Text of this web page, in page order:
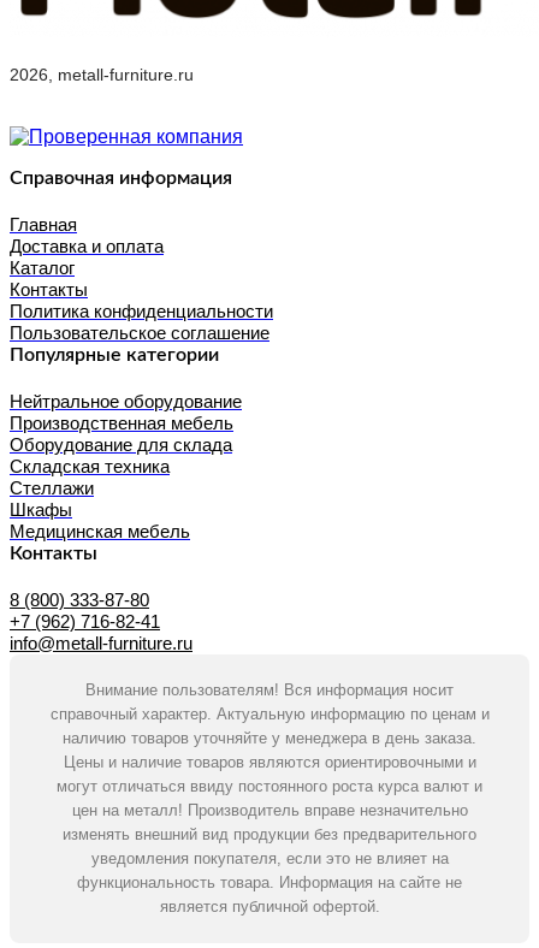
2026, metall-furniture.ru
Справочная информация
Главная
Доставка и оплата
Каталог
Контакты
Политика конфиденциальности
Пользовательское соглашение
Популярные категории
Нейтральное оборудование
Производственная мебель
Оборудование для склада
Складская техника
Стеллажи
Шкафы
Медицинская мебель
Контакты
8 (800) 333-87-80
+7 (962) 716-82-41
info@metall-furniture.ru
Внимание пользователям! Вся информация носит
справочный характер. Актуальную информацию по ценам и
наличию товаров уточняйте у менеджера в день заказа.
Цены и наличие товаров являются ориентировочными и
могут отличаться ввиду постоянного роста курса валют и
цен на металл! Производитель вправе незначительно
изменять внешний вид продукции без предварительного
уведомления покупателя, если это не влияет на
функциональность товара. Информация на сайте не
является публичной офертой.